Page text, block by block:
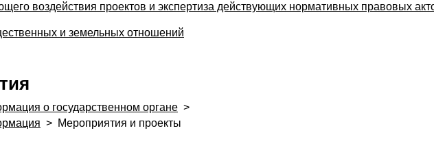
воздействия проектов и экспертиза действующих нормативных правовых
и земельных отношений
о государственном органе >
> Мероприятия и проекты